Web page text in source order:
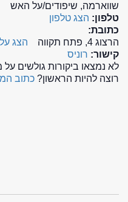
שווארמה, שיפודים/על האש
טלפון: הצג טלפון
כתובת:
הרצוג 4, פתח תקווה
הצג
קישור: רוניס
לא נמצאו ביקורות גולשים
רוצה להיות הראשון? כתוב